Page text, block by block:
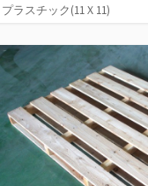
プラスチック(11Ｘ11)